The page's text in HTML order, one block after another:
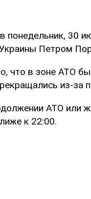
понедельник, 30
Петром
что в зоне АТО
из-за
АТО или
к 22:00.